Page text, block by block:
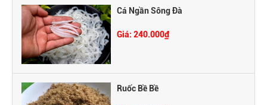
Cá Ngần Sông Đà
Giá: 240.000₫
Ruốc Bề Bề